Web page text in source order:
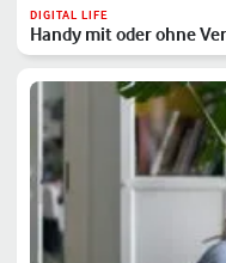
DIGITAL LIFE
Handy mit oder ohne